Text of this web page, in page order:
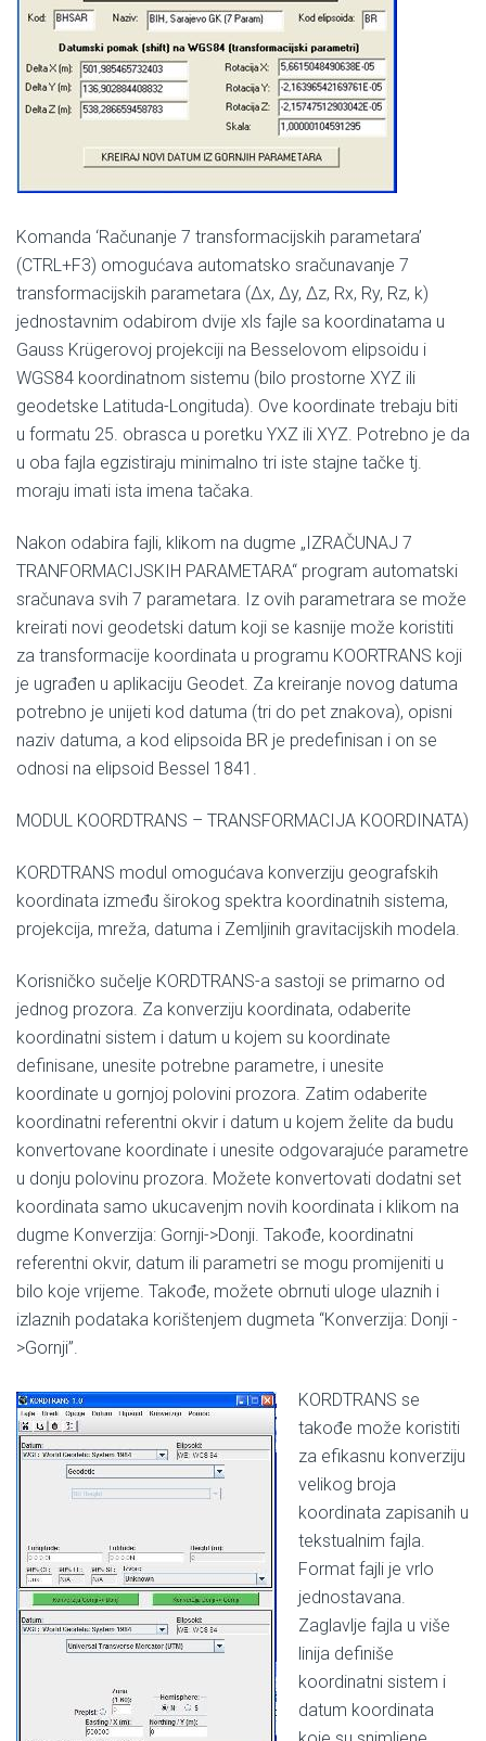
Komanda ‘Računanje 7 transformacijskih parametara’
(CTRL+F3) omogućava automatsko sračunavanje 7
transformacijskih parametara (∆x, ∆y, ∆z, Rx, Ry, Rz, k)
jednostavnim odabirom dvije xls fajle sa koordinatama u
Gauss Krügerovoj projekciji na Besselovom elipsoidu i
WGS84 koordinatnom sistemu (bilo prostorne XYZ ili
geodetske Latituda-Longituda). Ove koordinate trebaju biti
u formatu 25. obrasca u poretku YXZ ili XYZ. Potrebno je da
u oba fajla egzistiraju minimalno tri iste stajne tačke tj.
moraju imati ista imena tačaka.
Nakon odabira fajli, klikom na dugme „IZRAČUNAJ 7
TRANFORMACIJSKIH PARAMETARA“ program automatski
sračunava svih 7 parametara. Iz ovih parametrara se može
kreirati novi geodetski datum koji se kasnije može koristiti
za transformacije koordinata u programu KOORTRANS koji
je ugrađen u aplikaciju Geodet. Za kreiranje novog datuma
potrebno je unijeti kod datuma (tri do pet znakova), opisni
naziv datuma, a kod elipsoida BR je predefinisan i on se
odnosi na elipsoid Bessel 1841.
MODUL KOORDTRANS – TRANSFORMACIJA KOORDINATA)
KORDTRANS modul omogućava konverziju geografskih
koordinata između širokog spektra koordinatnih sistema,
projekcija, mreža, datuma i Zemljinih gravitacijskih modela.
Korisničko sučelje KORDTRANS-a sastoji se primarno od
jednog prozora. Za konverziju koordinata, odaberite
koordinatni sistem i datum u kojem su koordinate
definisane, unesite potrebne parametre, i unesite
koordinate u gornjoj polovini prozora. Zatim odaberite
koordinatni referentni okvir i datum u kojem želite da budu
konvertovane koordinate i unesite odgovarajuće parametre
u donju polovinu prozora. Možete konvertovati dodatni set
koordinata samo ukucavenjm novih koordinata i klikom na
dugme Konverzija: Gornji->Donji. Takođe, koordinatni
referentni okvir, datum ili parametri se mogu promijeniti u
bilo koje vrijeme. Takođe, možete obrnuti uloge ulaznih i
izlaznih podataka korištenjem dugmeta “Konverzija: Donji -
>Gornji”.
KORDTRANS se
takođe može koristiti
za efikasnu konverziju
velikog broja
koordinata zapisanih u
tekstualnim fajla.
Format fajli je vrlo
jednostavana.
Zaglavlje fajla u više
linija definiše
koordinatni sistem i
datum koordinata